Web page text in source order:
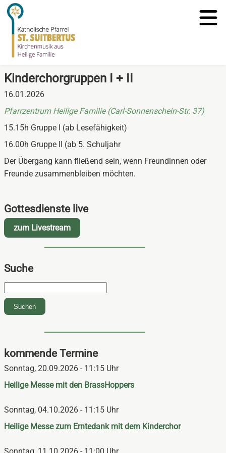
Kinderchorgruppen I + II
16.01.2026
Pfarrzentrum Heilige Familie (Carl-Sonnenschein-Str. 37)
15.15h Gruppe I (ab Lesefähigkeit)
16.00h Gruppe II (ab 5. Schuljahr
Der Übergang kann fließend sein, wenn Freundinnen oder
Freunde zusammenbleiben möchten.
Gottesdienste live
zum Livestream
Suche
Suchen
kommende Termine
Sonntag, 20.09.2026 - 11:15 Uhr
Heilige Messe mit den BrassHoppers
Sonntag, 04.10.2026 - 11:15 Uhr
Heilige Messe zum Erntedank mit dem Kinderchor